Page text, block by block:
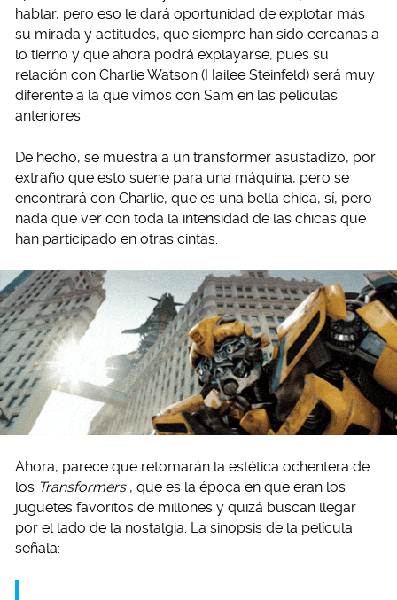
hablar, pero eso le dará oportunidad de explotar más
su mirada y actitudes, que siempre han sido cercanas a
lo tierno y que ahora podrá explayarse, pues su
relación con Charlie Watson (Hailee Steinfeld) será muy
diferente a la que vimos con Sam en las películas
anteriores.
De hecho, se muestra a un transformer asustadizo, por
extraño que esto suene para una máquina, pero se
encontrará con Charlie, que es una bella chica, sí, pero
nada que ver con toda la intensidad de las chicas que
han participado en otras cintas.
Ahora, parece que retomarán la estética ochentera de
los Transformers , que es la época en que eran los
juguetes favoritos de millones y quizá buscan llegar
por el lado de la nostalgia. La sinopsis de la película
señala: